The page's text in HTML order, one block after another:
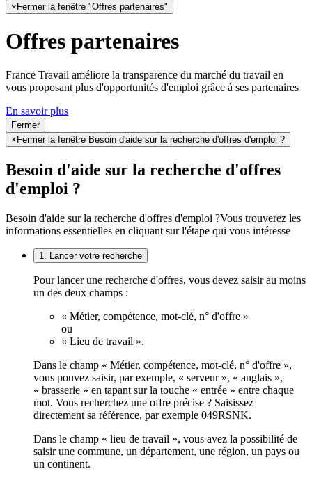
×Fermer la fenêtre "Offres partenaires"
Offres partenaires
France Travail améliore la transparence du marché du travail en
vous proposant plus d'opportunités d'emploi grâce à ses partenaires
En savoir plus
Fermer
× Fermer la fenêtre Besoin d'aide sur la recherche d'offres d'emploi ?
Besoin d'aide sur la recherche d'offres
d'emploi ?
Besoin d'aide sur la recherche d'offres d'emploi ?Vous trouverez les
informations essentielles en cliquant sur l'étape qui vous intéresse
1. Lancer votre recherche
Pour lancer une recherche d'offres, vous devez saisir au moins
un des deux champs :
« Métier, compétence, mot-clé, n° d'offre »
ou
« Lieu de travail ».
Dans le champ « Métier, compétence, mot-clé, n° d'offre »,
vous pouvez saisir, par exemple, « serveur », « anglais »,
« brasserie » en tapant sur la touche « entrée » entre chaque
mot. Vous recherchez une offre précise ? Saisissez
directement sa référence, par exemple 049RSNK.
Dans le champ « lieu de travail », vous avez la possibilité de
saisir une commune, un département, une région, un pays ou
un continent.